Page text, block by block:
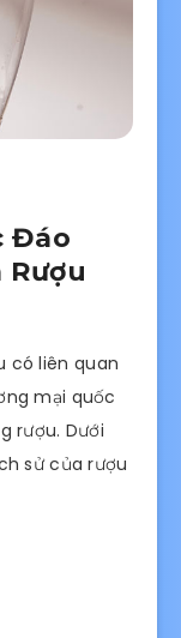
Đáo
Rượu
có liên quan
mại quốc
rượu. Dưới
sử của rượu